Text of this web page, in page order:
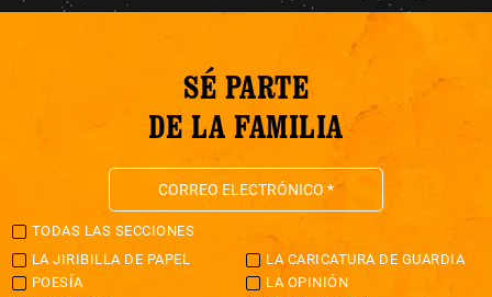
SÉ PARTE
DE LA FAMILIA
TODAS LAS SECCIONES
LA JIRIBILLA DE PAPEL
LA CARICATURA DE GUARDIA
POESÍA
LA OPINIÓN